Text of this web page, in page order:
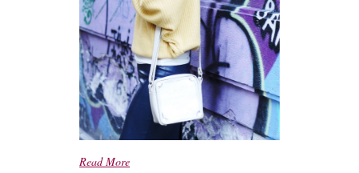
Read More